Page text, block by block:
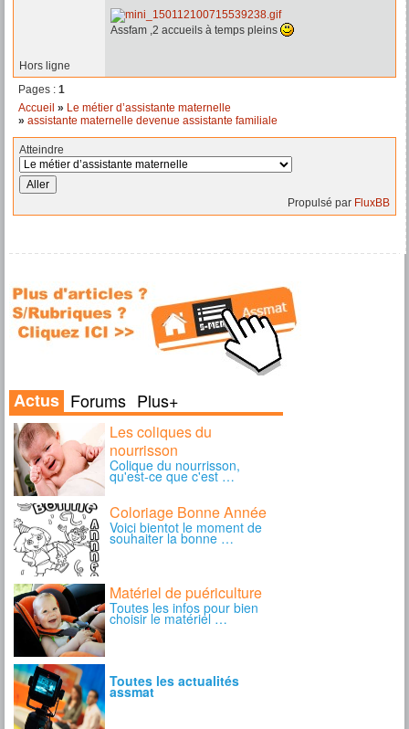
Assfam ,2 accueils à temps pleins
Hors ligne
Pages : 1
Accueil » Le métier d’assistante maternelle
» assistante maternelle devenue assistante familiale
Atteindre
Propulsé par FluxBB